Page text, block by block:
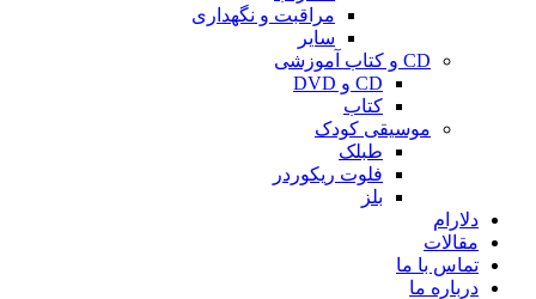
مراقبت و نگهداری
سایر
CD و کتاب آموزشی
CD و DVD
کتاب
موسیقی کودک
طبلک
فلوت ریکوردر
بلز
دلارام
مقالات
تماس با ما
درباره ما